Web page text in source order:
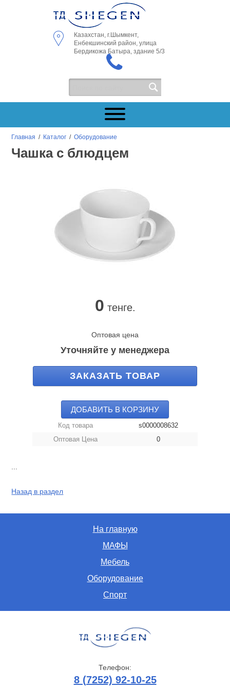
Казахстан, г.Шымкент,
Енбекшинский район, улица
Бердикожа Батыра, здание 5/3
Главная / Каталог /Оборудование
Чашка с блюдцем
0 тенге.
Оптовая цена
Уточняйте у менеджера
ЗАКАЗАТЬ ТОВАР
ДОБАВИТЬ В КОРЗИНУ
Код товара
s0000008632
Оптовая Цена
0
Назад в раздел
На главную
МАФЫ
Мебель
Оборудование
Спорт
Телефон:
8 (7252) 92-10-25